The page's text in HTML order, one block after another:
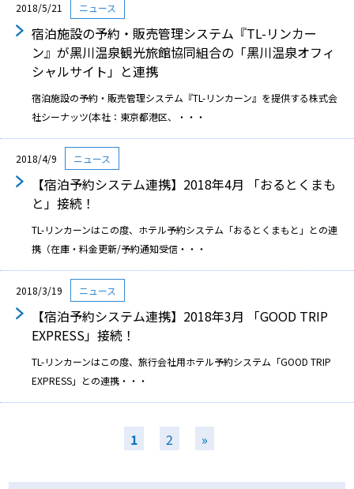
2018/5/21 ニュース
宿泊施設の予約・販売管理システム『TL-リンカー
ン』が⿊川温泉観光旅館協同組合の「⿊川温泉オフィ
シャルサイト」と連携
宿泊施設の予約・販売管理システム『TL-リンカーン』を提供する株式会
社シーナッツ(本社：東京都港区、・・・
2018/4/9 ニュース
【宿泊予約システム連携】2018年4月 「おるとくまも
と」接続！
TL-リンカーンはこの度、ホテル予約システム「おるとくまもと」との連
携（在庫・料金更新/予約通知受信・・・
2018/3/19 ニュース
【宿泊予約システム連携】2018年3月 「GOOD TRIP
EXPRESS」接続！
TL-リンカーンはこの度、旅行会社用ホテル予約システム「GOOD TRIP
EXPRESS」との連携・・・
1 2 »